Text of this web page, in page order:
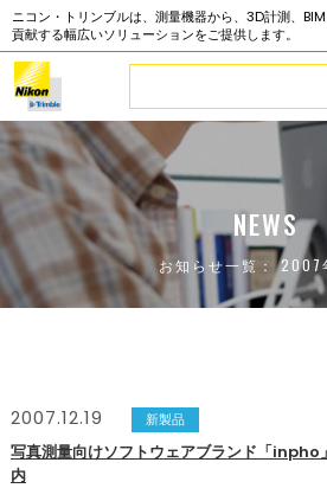
ニコン・トリンブルは、測量機器から、3D計測、
貢献する幅広いソリューションをご提供します。
NEWS
お知らせ一覧： 2007
2007.12.19 新製品
写真測量向けソフトウェアブランド「inpho
内